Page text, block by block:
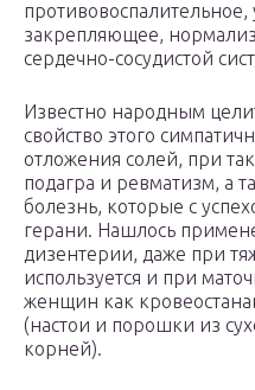
закрепляющее,
сердечно-сосудистой
Известно народным
свойство этого
отложения солей, при
подагра и ревматизм, а
болезнь, которые с
герани. Нашлось
дизентерии, даже при
используется и при
женщин как
(настои и порошки из
корней).